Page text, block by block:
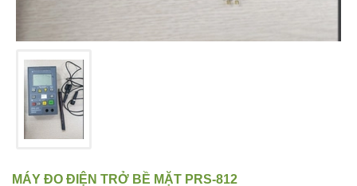
MÁY ĐO ĐIỆN TRỞ BỀ MẶT PRS-812